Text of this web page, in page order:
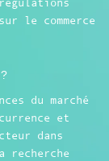
le commerce
du marché
et
dans
recherche